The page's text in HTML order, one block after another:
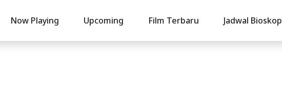
Now Playing Upcoming Film Terbaru Jadwal Bioskop